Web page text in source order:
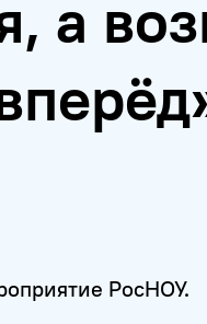
а
РосНОУ.